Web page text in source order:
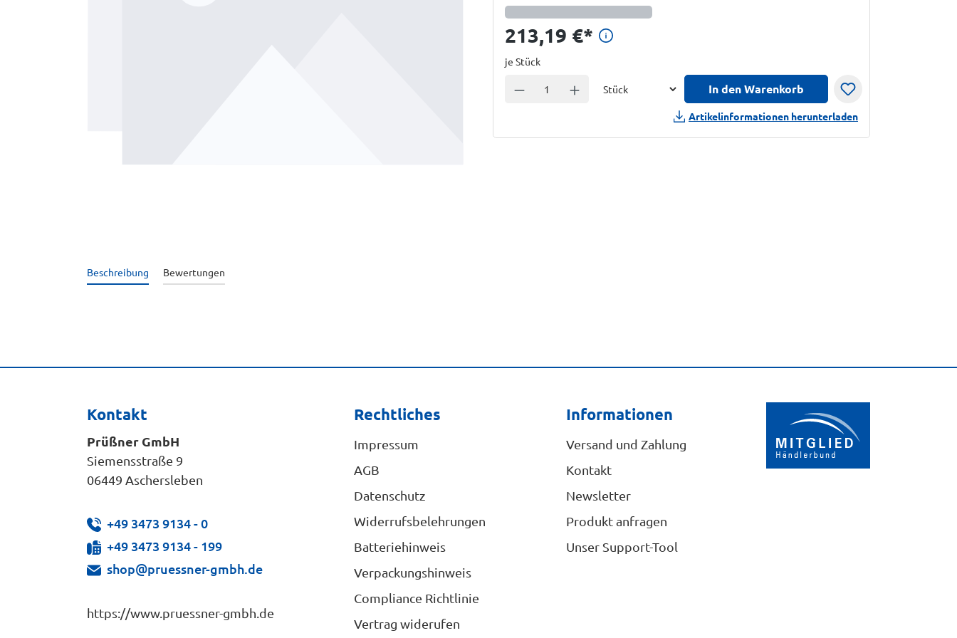
213,19 €* Preisinformationen anzeigen
je Stück
Anzahl verringernAnzahl erhöhen In den Warenkorb
Artikelinformationen herunterladen
Beschreibung Bewertungen
Kontakt
Prüßner GmbH
Siemensstraße 9
06449 Aschersleben
+49 3473 9134 - 0
+49 3473 9134 - 199
shop@pruessner-gmbh.de
https://www.pruessner-gmbh.de
Rechtliches
Impressum
AGB
Datenschutz
Widerrufsbelehrungen
Batteriehinweis
Verpackungshinweis
Compliance Richtlinie
Vertrag widerufen
Informationen
Versand und Zahlung
Kontakt
Newsletter
Produkt anfragen
Unser Support-Tool